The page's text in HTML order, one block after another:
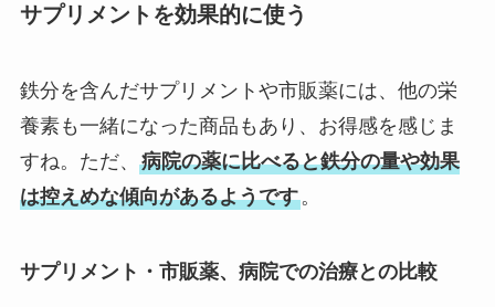
サプリメントを効果的に使う
鉄分を含んだサプリメントや市販薬には、他の栄
養素も一緒になった商品もあり、お得感を感じま
すね。ただ、 病院の薬に比べると鉄分の量や効果
は控えめな傾向があるようです。
サプリメント・市販薬、病院での治療との比較